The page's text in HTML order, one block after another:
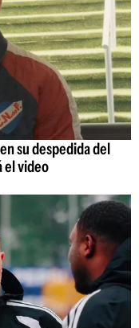
su despedida del
el video